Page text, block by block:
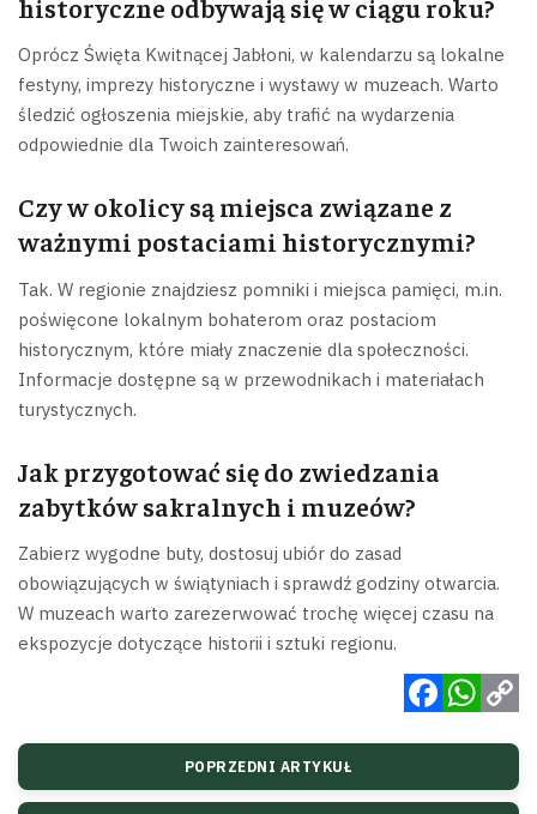
historyczne odbywają się w ciągu roku?
Oprócz Święta Kwitnącej Jabłoni, w kalendarzu są lokalne
festyny, imprezy historyczne i wystawy w muzeach. Warto
śledzić ogłoszenia miejskie, aby trafić na wydarzenia
odpowiednie dla Twoich zainteresowań.
Czy w okolicy są miejsca związane z
ważnymi postaciami historycznymi?
Tak. W regionie znajdziesz pomniki i miejsca pamięci, m.in.
poświęcone lokalnym bohaterom oraz postaciom
historycznym, które miały znaczenie dla społeczności.
Informacje dostępne są w przewodnikach i materiałach
turystycznych.
Jak przygotować się do zwiedzania
zabytków sakralnych i muzeów?
Zabierz wygodne buty, dostosuj ubiór do zasad
obowiązujących w świątyniach i sprawdź godziny otwarcia.
W muzeach warto zarezerwować trochę więcej czasu na
ekspozycje dotyczące historii i sztuki regionu.
POPRZEDNI ARTYKUŁ